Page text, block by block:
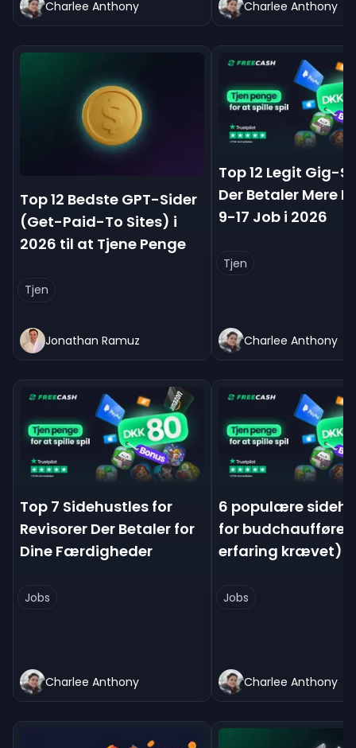
Charlee Anthony Charlee Anthony
Top 12 Bedste GPT-Sider
(Get-Paid-To Sites) i
2026 til at Tjene Penge
Tjen
Jonathan Ramuz
Top 12 Legit Gig-
Der Betaler Mere
9-17 Job i 2026
Tjen
Charlee Anthony
Top 7 Sidehustles for
Revisorer Der Betaler for
Dine Færdigheder
Jobs
Charlee Anthony
6 populære
for budchauffører
erfaring krævet)
Jobs
Charlee Anthony